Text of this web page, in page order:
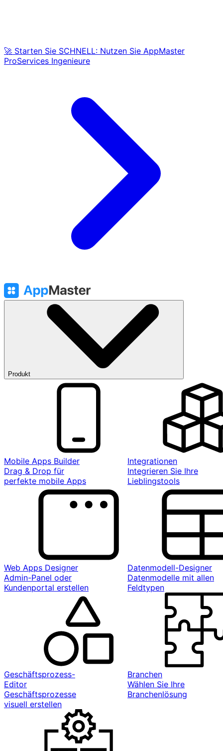
🚀 Starten Sie SCHNELL: Nutzen Sie AppMaster
ProServices Ingenieure
Produkt
Mobile Apps Builder
Drag & Drop für
perfekte mobile Apps
Integrationen
Integrieren Sie Ihre
Lieblingstools
Web Apps Designer
Admin-Panel oder
Kundenportal erstellen
Datenmodell-Designer
Datenmodelle mit allen
Feldtypen
Geschäftsprozess-
Editor
Geschäftsprozesse
visuell erstellen
Branchen
Wählen Sie Ihre
Branchenlösung